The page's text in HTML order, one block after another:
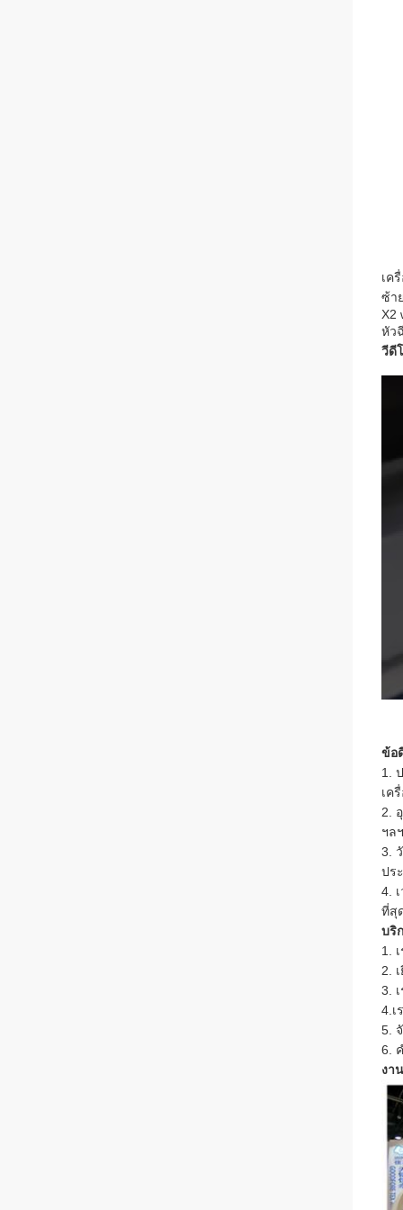
เค
ซ้า
X2
หัว
วีดี
ข้อ
1.
เค
2.
ฯล
3.
ปร
4.
ที่สุ
บริ
1.
2.
3.
4.เ
5.
6.
งา